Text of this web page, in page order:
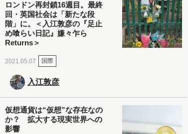
ロンドン再封鎖16週目。最終
回・英国社会は「新たな段
階」に。＜入江敦彦の『足止
め喰らい日記』嫌々乍ら
Returns＞
2021.05.07 国際
入江敦彦
仮想通貨は“仮想”な存在なの
か？ 拡大する現実世界への
影響